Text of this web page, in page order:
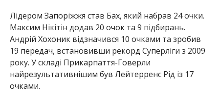
Лідером Запоріжжя став Бах, який набрав 24 очки.
Максим Нікітін додав 20 очок та 9 підбирань.
Андрій Хохоник відзначився 10 очками та зробив
19 передач, встановивши рекорд Суперліги з 2009
року. У складі Прикарпаття-Говерли
найрезультативнішим був Лейтерренс Рід із 17
очками.